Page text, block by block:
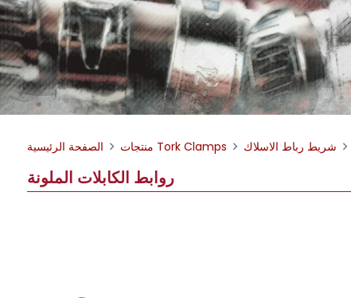
الصفحة الرئيسية منتجات Tork Clamps شريط رباط الاسلاك
روابط الكابلات الملونة